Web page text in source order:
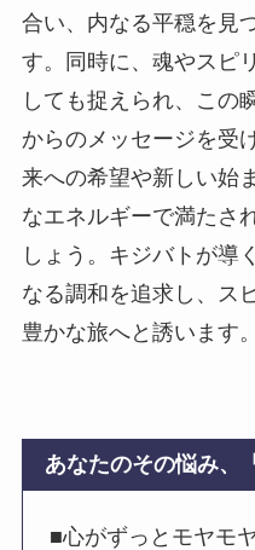
合い、内なる平穏を見
す。同時に、魂やスピ
しても捉えられ、この
からのメッセージを受
来への希望や新しい始
なエネルギーで満たさ
しょう。キジバトが導
なる調和を追求し、ス
豊かな旅へと誘います。
あなたのその悩み、
■心がずっとモヤモ